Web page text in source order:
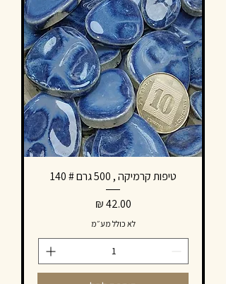
טיפות קרמיקה , 500 גרם # 140
מחיר
לא כולל מע״מ